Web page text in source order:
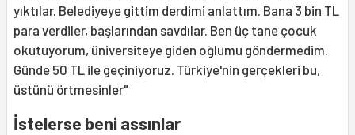
yıktılar. Belediyeye gittim derdimi anlattım. Bana 3 bin TL
para verdiler, başlarından savdılar. Ben üç tane çocuk
okutuyorum, üniversiteye giden oğlumu göndermedim.
Günde 50 TL ile geçiniyoruz. Türkiye'nin gerçekleri bu,
üstünü örtmesinler"
İstelerse beni assınlar